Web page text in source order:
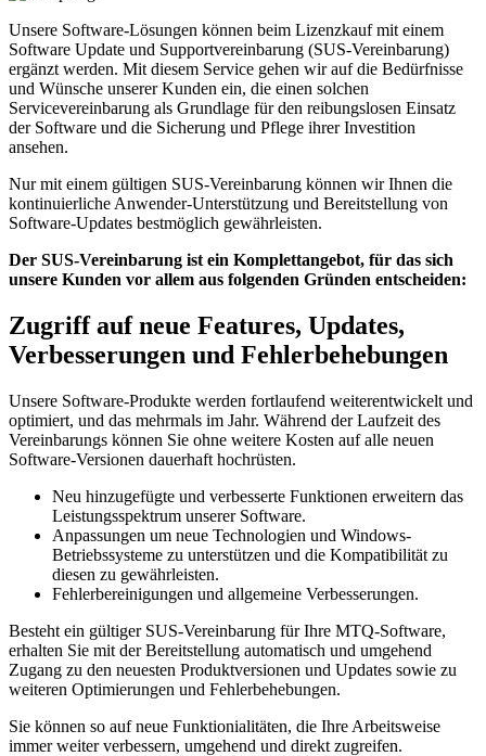
Unsere Software-Lösungen können beim Lizenzkauf mit einem
Software Update und Supportvereinbarung (SUS-Vereinbarung)
ergänzt werden. Mit diesem Service gehen wir auf die Bedürfnisse
und Wünsche unserer Kunden ein, die einen solchen
Servicevereinbarung als Grundlage für den reibungslosen Einsatz
der Software und die Sicherung und Pflege ihrer Investition
ansehen.
Nur mit einem gültigen SUS-Vereinbarung können wir Ihnen die
kontinuierliche Anwender-Unterstützung und Bereitstellung von
Software-Updates bestmöglich gewährleisten.
Der SUS-Vereinbarung ist ein Komplettangebot, für das sich
unsere Kunden vor allem aus folgenden Gründen entscheiden:
Zugriff auf neue Features, Updates,
Verbesserungen und Fehlerbehebungen
Unsere Software-Produkte werden fortlaufend weiterentwickelt und
optimiert, und das mehrmals im Jahr. Während der Laufzeit des
Vereinbarungs können Sie ohne weitere Kosten auf alle neuen
Software-Versionen dauerhaft hochrüsten.
Neu hinzugefügte und verbesserte Funktionen erweitern das
Leistungsspektrum unserer Software.
Anpassungen um neue Technologien und Windows-
Betriebssysteme zu unterstützen und die Kompatibilität zu
diesen zu gewährleisten.
Fehlerbereinigungen und allgemeine Verbesserungen.
Besteht ein gültiger SUS-Vereinbarung für Ihre MTQ-Software,
erhalten Sie mit der Bereitstellung automatisch und umgehend
Zugang zu den neuesten Produktversionen und Updates sowie zu
weiteren Optimierungen und Fehlerbehebungen.
Sie können so auf neue Funktionialitäten, die Ihre Arbeitsweise
immer weiter verbessern, umgehend und direkt zugreifen.